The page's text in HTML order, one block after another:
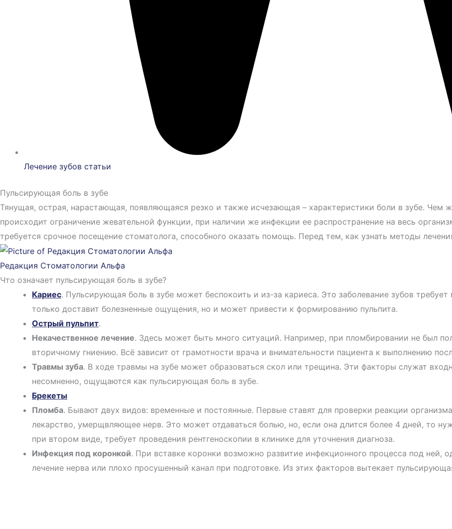
Лечение зубов статьи
Пульсирующая боль в зубе
Тянущая, острая, нарастающая, появляющаяся резко и также исчезающая – характеристики боли в зубе. Чем
происходит ограничение жевательной функции, при наличии же инфекции ее распространение на весь
требуется срочное посещение стоматолога, способного оказать помощь. Перед тем, как узнать методы
Редакция Стоматологии Альфа
Что означает пульсирующая боль в зубе?
Кариес. Пульсирующая боль в зубе может беспокоить и из-за кариеса. Это заболевание зубов
только доставит болезненные ощущения, но и может привести к формированию пульпита.
Острый пульпит.
Некачественное лечение. Здесь может быть много ситуаций. Например, при пломбировании не был
вторичному гниению. Всё зависит от грамотности врача и внимательности пациента к выполнению
Травмы зуба. В ходе травмы на зубе может образоваться скол или трещина. Эти факторы служат
несомненно, ощущаются как пульсирующая боль в зубе.
Брекеты
Пломба. Бывают двух видов: временные и постоянные. Первые ставят для проверки реакции
лекарство, умерщвляющее нерв. Это может отдаваться болью, но, если она длится более 4 дней, то
при втором виде, требует проведения рентгеноскопии в клинике для уточнения диагноза.
Инфекция под коронкой. При вставке коронки возможно развитие инфекционного процесса под ней,
лечение нерва или плохо просушенный канал при подготовке. Из этих факторов вытекает